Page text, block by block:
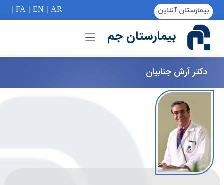
FA| EN | AR
| بیمارستان آنلاین
if (Model != null) {
بیمارستان جم
دکتر آرش جنابیان